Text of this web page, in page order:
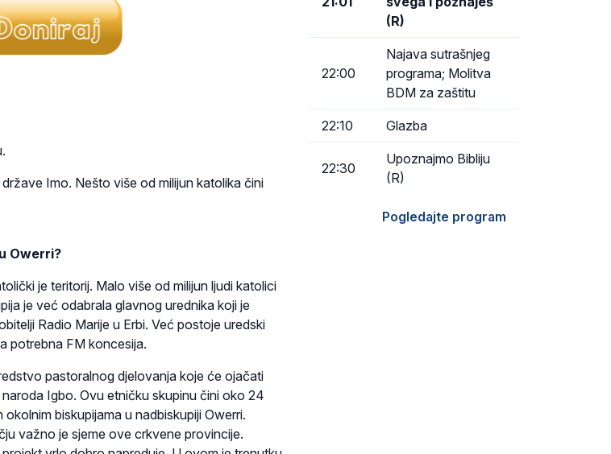
Imo. Nešto više od milijun katolika čini
Owerri?
je teritorij. Malo više od milijun ljudi katolici
je već odabrala glavnog urednika koji je
Radio Marije u Erbi. Već postoje uredski
potrebna FM koncesija.
pastoralnog djelovanja koje će ojačati
Igbo. Ovu etničku skupinu čini oko 24
biskupijama u nadbiskupiji Owerri.
važno je sjeme ove crkvene provincije.
(R)
22:00
Najava sutrašnjeg
programa; Molitva
BDM za zaštitu
22:10 Glazba
22:30
Upoznajmo Bibliju
(R)
Pogledajte program